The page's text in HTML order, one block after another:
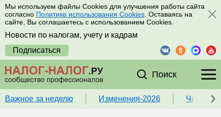
Мы используем файлы Cookies для улучшения работы сайта
согласно Политике использования Cookies . Оставаясь на
сайте, Вы соглашаетесь с использованием Cookies.
Новости по налогам, учету и кадрам
Подписаться
Поиск
Важное за неделю Изменения-2026 Чек-